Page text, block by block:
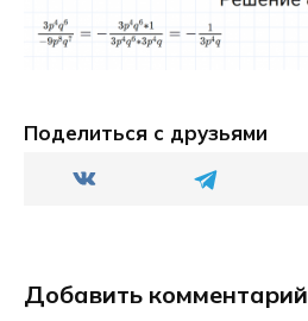
Поделиться с друзьями
Добавить комментарий